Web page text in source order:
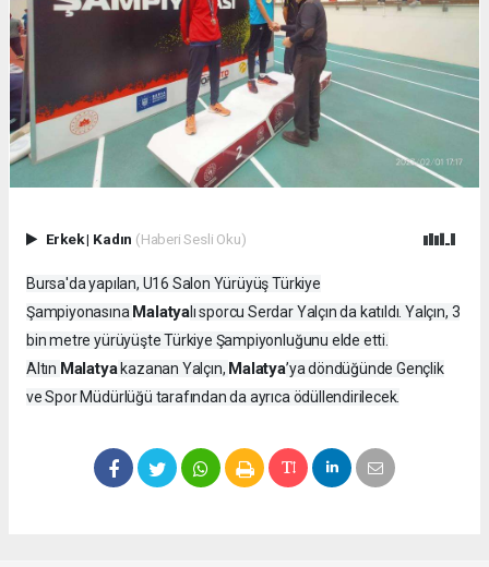
Erkek| Kadın (Haberi Sesli Oku)
Bursa'da yapılan, U16 Salon Yürüyüş Türkiye
Şampiyonasına Malatyalı sporcu Serdar Yalçın da katıldı. Yalçın, 3
bin metre yürüyüşte Türkiye Şampiyonluğunu elde etti.
Altın Malatyakazanan Yalçın, Malatya’ya döndüğünde Gençlik
ve Spor Müdürlüğü tarafından da ayrıca ödüllendirilecek.